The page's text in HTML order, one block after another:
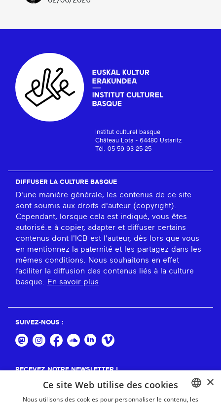
Institut culturel basque
Château Lota - 64480 Ustaritz
Tél. 05 59 93 25 25
DIFFUSER LA CULTURE BASQUE
D'une manière générale, les contenus de ce site
sont soumis aux droits d'auteur (copyright).
Cependant, lorsque cela est indiqué, vous êtes
autorisé.e à copier, adapter et diffuser certains
contenus dont l'ICB est l'auteur, dès lors que vous
en mentionnez la paternité et les partagez dans les
mêmes conditions. Nous souhaitons en effet
faciliter la diffusion des contenus liés à la culture
basque.
En savoir plus
SUIVEZ-NOUS :
RECEVEZ NOTRE NEWSLETTER !
×
Ce site Web utilise des cookies
Nous utilisons des cookies pour personnaliser le contenu, les